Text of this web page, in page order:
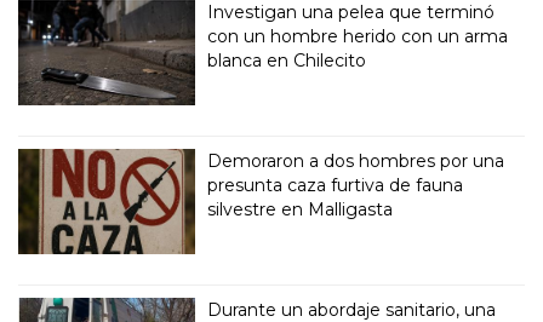
Investigan una pelea que terminó
con un hombre herido con un arma
blanca en Chilecito
Demoraron a dos hombres por una
presunta caza furtiva de fauna
silvestre en Malligasta
Durante un abordaje sanitario, una